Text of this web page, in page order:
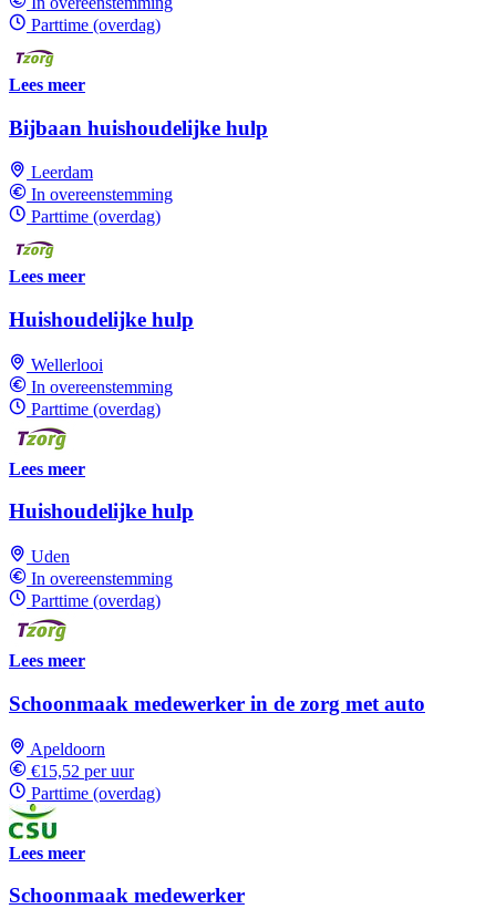
Parttime (overdag)
Lees meer
Bijbaan huishoudelijke hulp
Leerdam
In overeenstemming
Parttime (overdag)
Lees meer
Huishoudelijke hulp
Wellerlooi
In overeenstemming
Parttime (overdag)
Lees meer
Huishoudelijke hulp
Uden
In overeenstemming
Parttime (overdag)
Lees meer
Schoonmaak medewerker in de zorg met auto
Apeldoorn
€15,52 per uur
Parttime (overdag)
Lees meer
Schoonmaak medewerker